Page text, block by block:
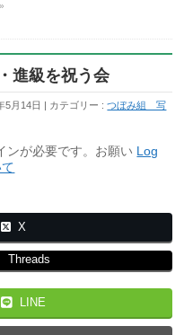
»
進級を祝う会
5月14日 カテゴリー :つぼみ組 写
ンが必要です。お願い Log
X
Threads
LINE